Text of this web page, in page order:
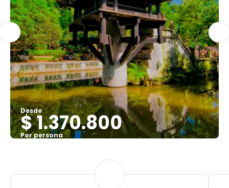
Desde
$ 1.370.800
Por persona